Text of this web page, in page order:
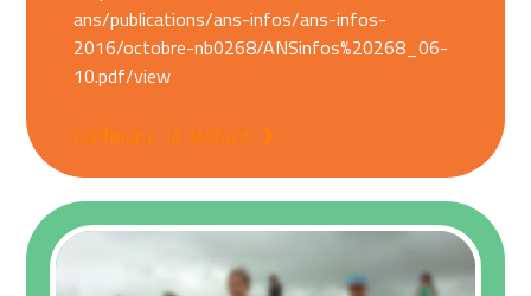
ans/publications/ans-infos/ans-infos-
2016/octobre-nb0268/ANSinfos%20268_06-
10.pdf/view
Continuer la lecture